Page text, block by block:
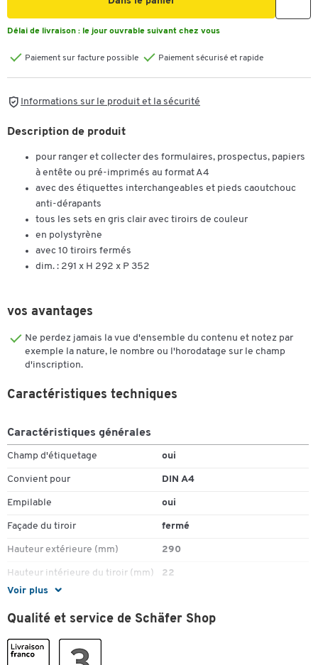
Délai de livraison : le jour ouvrable suivant chez vous
Paiement sur facture possible Paiement sécurisé et rapide
Informations sur le produit et la sécurité
Description de produit
pour ranger et collecter des formulaires, prospectus, papiers
à entête ou pré-imprimés au format A4
avec des étiquettes interchangeables et pieds caoutchouc
anti-dérapants
tous les sets en gris clair avec tiroirs de couleur
en polystyrène
avec 10 tiroirs fermés
dim. : 291 x H 292 x P 352
vos avantages
Ne perdez jamais la vue d'ensemble du contenu et notez par
exemple la nature, le nombre ou l'horodatage sur le champ
d'inscription.
Voir plus
Caractéristiques techniques
Caractéristiques générales
Champ d'étiquetage oui
Convient pour DIN A4
Empilable oui
Façade du tiroir fermé
Hauteur extérieure (mm) 290
Hauteur intérieure du tiroir (mm) 22
Largeur extérieure (mm)
Matériau polystyrène
Nombre de tiroir(s)
Qualité et service de Schäfer Shop